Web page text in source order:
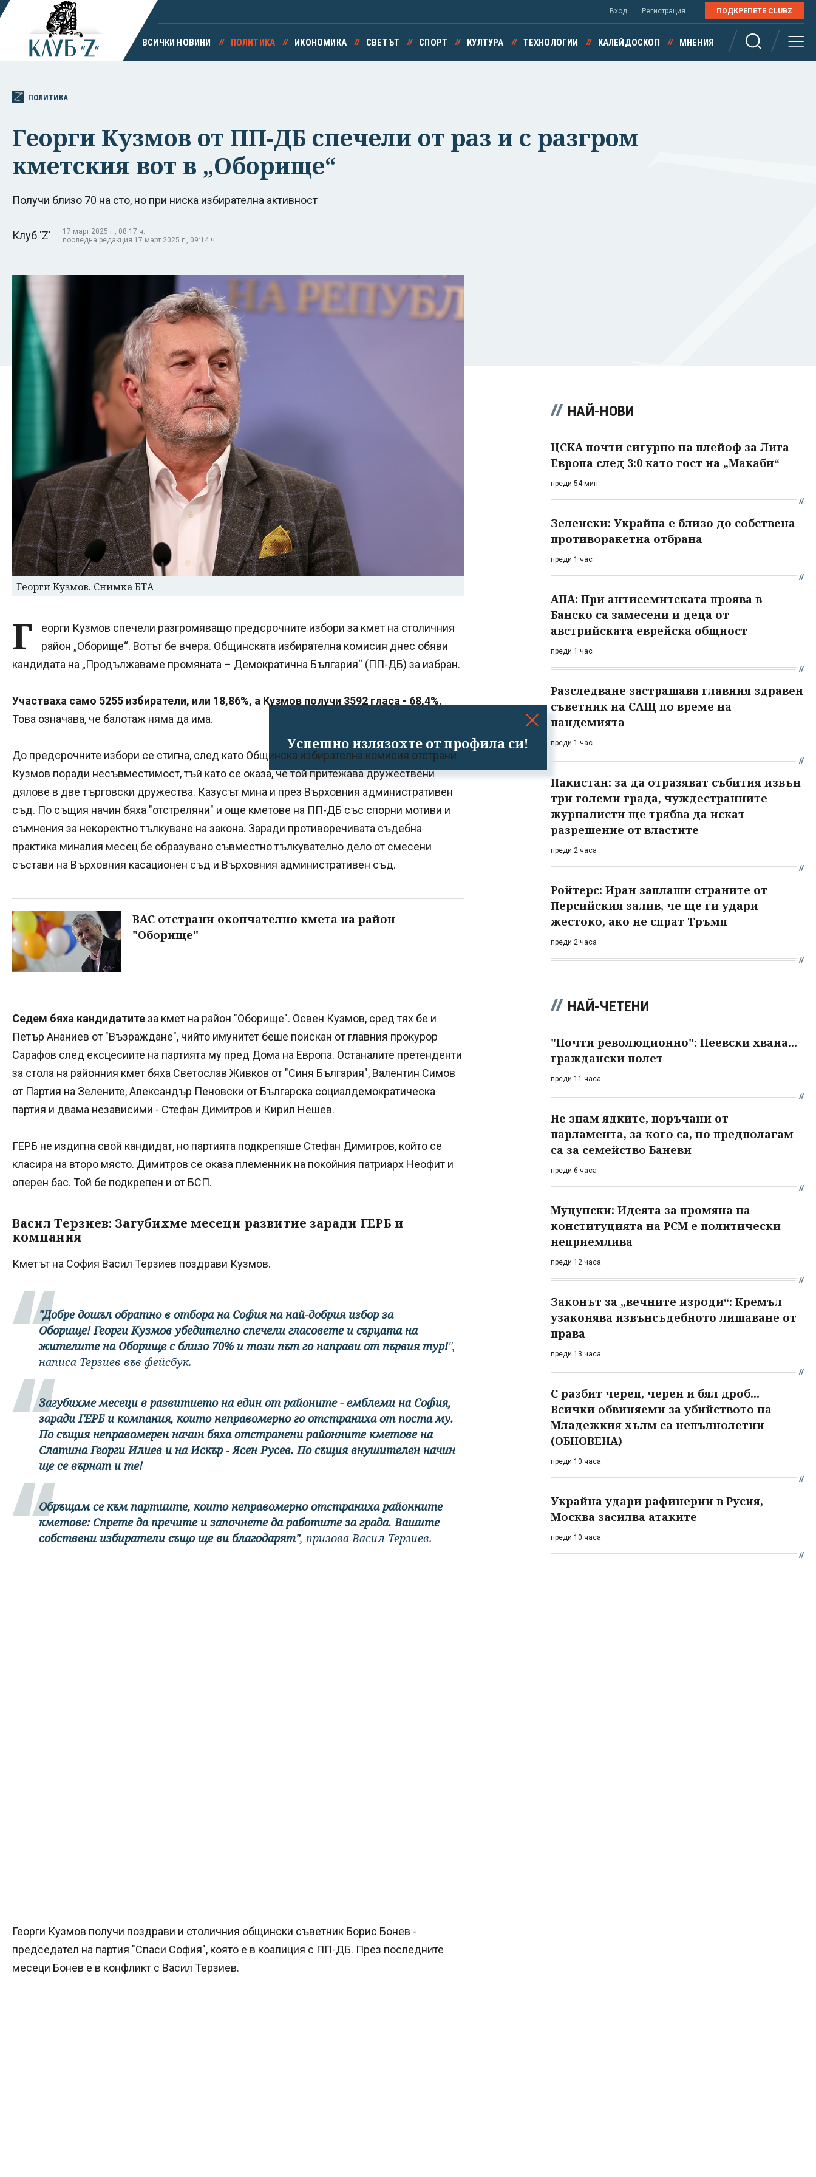
Успешно излязохте от профила си!
Вход Регистрация ПОДКРЕПЕТЕ CLUBZ
ВСИЧКИ НОВИНИ ПОЛИТИКА ИКОНОМИКА СВЕТЪТ СПОРТ КУЛТУРА ТЕХНОЛОГИИ КАЛЕЙДОСКОП МНЕНИЯ
ПОЛИТИКА
Георги Кузмов от ПП-ДБ спечели от раз и с разгром
кметския вот в „Оборище“
Получи близо 70 на сто, но при ниска избирателна активност
Клуб 'Z'
17 март 2025 г., 08:17 ч.
последна редакция 17 март 2025 г., 09:14 ч.
Георги Кузмов. Снимка БТА
Г
еорги Кузмов спечели разгромяващо предсрочните избори за кмет на столичния
район „Оборище“. Вотът бе вчера. Общинската избирателна комисия днес обяви
кандидата на „Продължаваме промяната – Демократична България“ (ПП-ДБ) за избран.
Участваха само 5255 избиратели, или 18,86%, а Кузмов получи 3592 гласа - 68,4%.
Това означава, че балотаж няма да има.
До предсрочните избори се стигна, след като Общинска избирателна комисия отстрани
Кузмов поради несъвместимост, тъй като се оказа, че той притежава дружествени
дялове в две търговски дружества. Казусът мина и през Върховния административен
съд. По същия начин бяха "отстреляни" и още кметове на ПП-ДБ със спорни мотиви и
съмнения за некоректно тълкуване на закона. Заради противоречивата съдебна
практика миналия месец бе образувано съвместно тълкувателно дело от смесени
състави на Върховния касационен съд и Върховния административен съд.
ВАС отстрани окончателно кмета на район
"Оборище"
Седем бяха кандидатитеза кмет на район "Оборище". Освен Кузмов, сред тях бе и
Петър Ананиев от "Възраждане", чийто имунитет беше поискан от главния прокурор
Сарафов след ексцесиите на партията му пред Дома на Европа. Останалите претенденти
за стола на районния кмет бяха Светослав Живков от "Синя България", Валентин Симов
от Партия на Зелените, Александър Пеновски от Българска социалдемократическа
партия и двама независими - Стефан Димитров и Кирил Нешев.
ГЕРБ не издигна свой кандидат, но партията подкрепяше Стефан Димитров, който се
класира на второ място. Димитров се оказа племенник на покойния патриарх Неофит и
оперен бас. Той бе подкрепен и от БСП.
Васил Терзиев: Загубихме месеци развитие заради ГЕРБ и
компания
Кметът на София Васил Терзиев поздрави Кузмов.
"Добре дошъл обратно в отбора на София на най-добрия избор за
Оборище! Георги Кузмов убедително спечели гласовете и сърцата на
жителите на Оборище с близо 70% и този път го направи от първия тур!",
написа Терзиев във фейсбук.
Загубихме месеци в развитието на един от районите - емблеми на София,
заради ГЕРБ и компания, които неправомерно го отстраниха от поста му.
По същия неправомерен начин бяха отстранени районните кметове на
Слатина Георги Илиев и на Искър - Ясен Русев. По същия внушителен начин
ще се върнат и те!
Обръщам се към партиите, които неправомерно отстраниха районните
кметове: Спрете да пречите и започнете да работите за града. Вашите
собствени избиратели също ще ви благодарят", призова Васил Терзиев.
Георги Кузмов получи поздрави и столичния общински съветник Борис Бонев -
председател на партия "Спаси София", която е в коалиция с ПП-ДБ. През последните
месеци Бонев е в конфликт с Васил Терзиев.
НАЙ-НОВИ
ЦСКА почти сигурно на плейоф за Лига
Европа след 3:0 като гост на „Макаби“
преди 54 мин
Зеленски: Украйна е близо до собствена
противоракетна отбрана
преди 1 час
АПА: При антисемитската проява в
Банско са замесени и деца от
австрийската еврейска общност
преди 1 час
Разследване застрашава главния здравен
съветник на САЩ по време на
пандемията
преди 1 час
Пакистан: за да отразяват събития извън
три големи града, чуждестранните
журналисти ще трябва да искат
разрешение от властите
преди 2 часа
Ройтерс: Иран заплаши страните от
Персийския залив, че ще ги удари
жестоко, ако не спрат Тръмп
преди 2 часа
НАЙ-ЧЕТЕНИ
"Почти революционно": Пеевски хвана...
граждански полет
преди 11 часа
Не знам ядките, поръчани от
парламента, за кого са, но предполагам
са за семейство Баневи
преди 6 часа
Муцунски: Идеята за промяна на
конституцията на РСМ е политически
неприемлива
преди 12 часа
Законът за „вечните изроди“: Кремъл
узаконява извънсъдебното лишаване от
права
преди 13 часа
С разбит череп, черен и бял дроб...
Всички обвиняеми за убийството на
Младежкия хълм са непълнолетни
(ОБНОВЕНА)
преди 10 часа
Украйна удари рафинерии в Русия,
Москва засилва атаките
преди 10 часа